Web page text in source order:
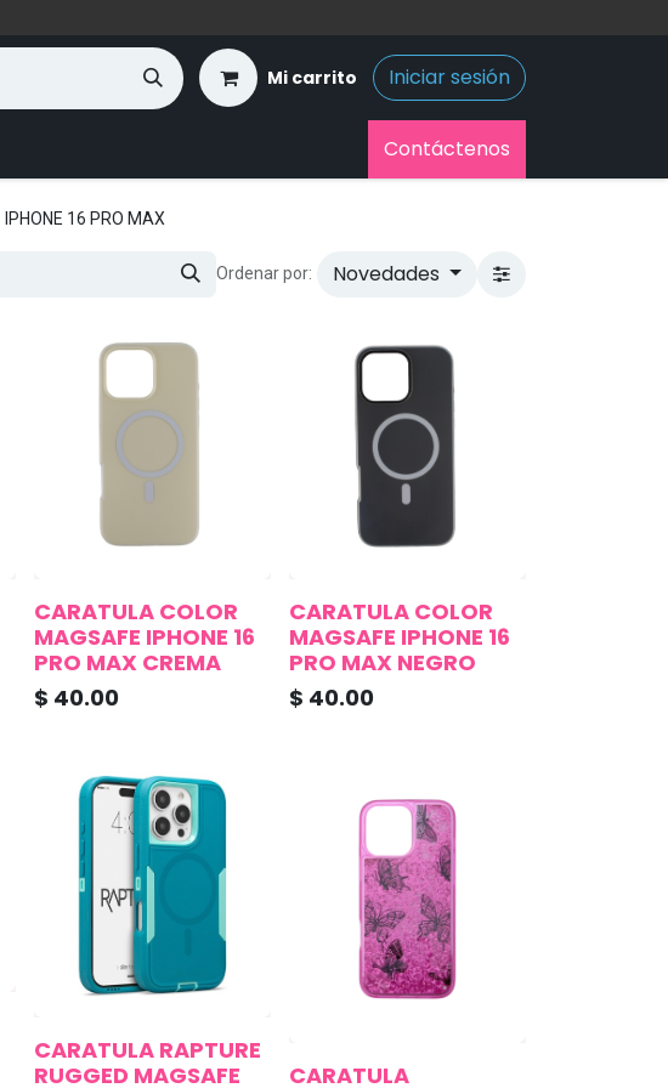
Mi carrito Iniciar sesión
Contáctenos
IPHONE 16 PRO MAX
Ordenar por: Novedades
CARATULA COLOR
MAGSAFE IPHONE 16
PRO MAX CREMA
$ 40.00
CARATULA COLOR
MAGSAFE IPHONE 16
PRO MAX NEGRO
$ 40.00
CARATULA RAPTURE
RUGGED MAGSAFE
CARATULA